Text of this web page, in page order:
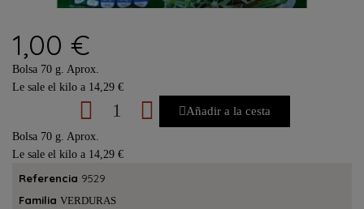
1,00 €
Bolsa 70 g. Aprox.
Le sale el kilo a 14,29 €
Añadir a la cesta
Bolsa 70 g. Aprox.
Le sale el kilo a 14,29 €
Referencia 9529
Familia VERDURAS